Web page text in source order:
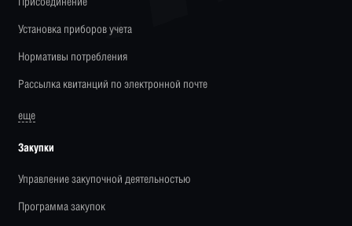
Установка приборов учета
Нормативы потребления
Рассылка квитанций по электронной почте
еще
Закупки
Управление закупочной деятельностью
Программа закупок